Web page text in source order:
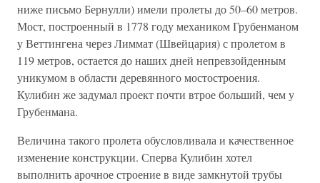
ниже письмо Бернулли) имели пролеты до 50–60 метров.
Мост, построенный в 1778 году механиком Грубенманом
у Веттингена через Лиммат (Швейцария) с пролетом в
119 метров, остается до наших дней непревзойденным
уникумом в области деревянного мостостроения.
Кулибин же задумал проект почти втрое больший, чем у
Грубенмана.
Величина такого пролета обусловливала и качественное
изменение конструкции. Сперва Кулибин хотел
выполнить арочное строение в виде замкнутой трубы